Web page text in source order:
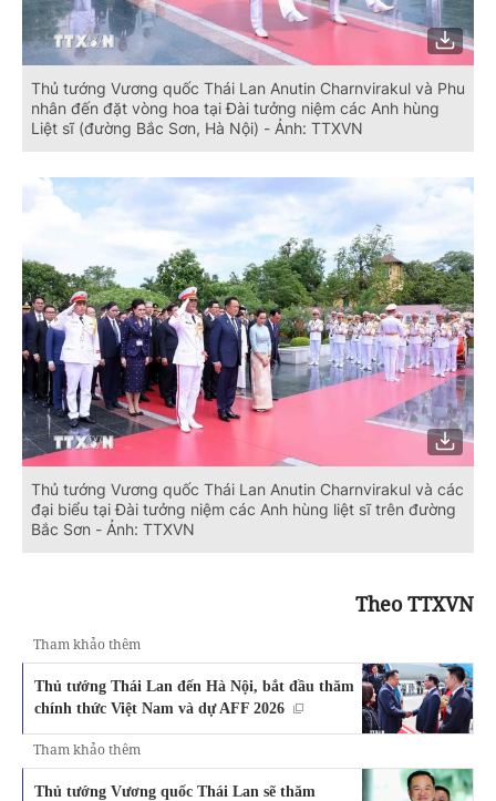
Thủ tướng Vương quốc Thái Lan Anutin Charnvirakul và Phu
nhân đến đặt vòng hoa tại Đài tưởng niệm các Anh hùng
Liệt sĩ (đường Bắc Sơn, Hà Nội) - Ảnh: TTXVN
Thủ tướng Vương quốc Thái Lan Anutin Charnvirakul và các
đại biểu tại Đài tưởng niệm các Anh hùng liệt sĩ trên đường
Bắc Sơn - Ảnh: TTXVN
Theo TTXVN
Tham khảo thêm
Thủ tướng Thái Lan đến Hà Nội, bắt đầu thăm
chính thức Việt Nam và dự AFF 2026
Tham khảo thêm
Thủ tướng Vương quốc Thái Lan sẽ thăm